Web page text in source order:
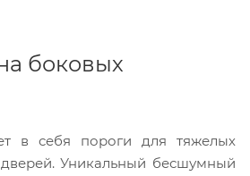
боковых
в себя пороги для тяжелых
Уникальный бесшумный